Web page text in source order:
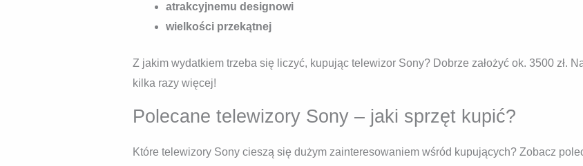
atrakcyjnemu designowi
wielkości przekątnej
Z jakim wydatkiem trzeba się liczyć, kupując telewizor Sony? Dobrze założyć ok. 3500 zł.
kilka razy więcej!
Polecane telewizory Sony – jaki sprzęt kupić?
Które telewizory Sony cieszą się dużym zainteresowaniem wśród kupujących? Zobacz